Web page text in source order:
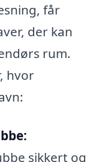
får
der kan
rum.
hvor
sikkert og